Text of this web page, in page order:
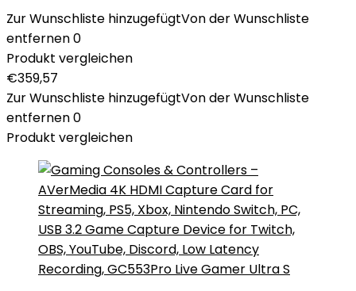
Zur Wunschliste hinzugefügtVon der Wunschliste
entfernen0
Produkt vergleichen
€359,57
Zur Wunschliste hinzugefügtVon der Wunschliste
entfernen0
Produkt vergleichen